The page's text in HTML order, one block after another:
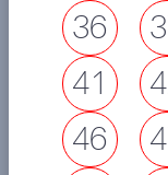
36
41
46